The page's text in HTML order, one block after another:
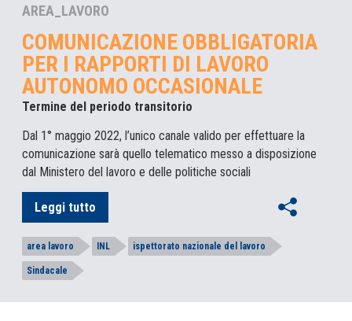
AREA_LAVORO
COMUNICAZIONE OBBLIGATORIA
PER I RAPPORTI DI LAVORO
AUTONOMO OCCASIONALE
Termine del periodo transitorio
Dal 1° maggio 2022, l’unico canale valido per effettuare la
comunicazione sarà quello telematico messo a disposizione
dal Ministero del lavoro e delle politiche sociali
Leggi tutto
area lavoro INL ispettorato nazionale del lavoro
Sindacale